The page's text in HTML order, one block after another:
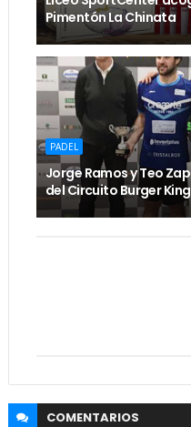
Pimentón La Chinata
PADEL
Jorge Ramos y Teo
del Circuito Burger King
COMENTARIOS